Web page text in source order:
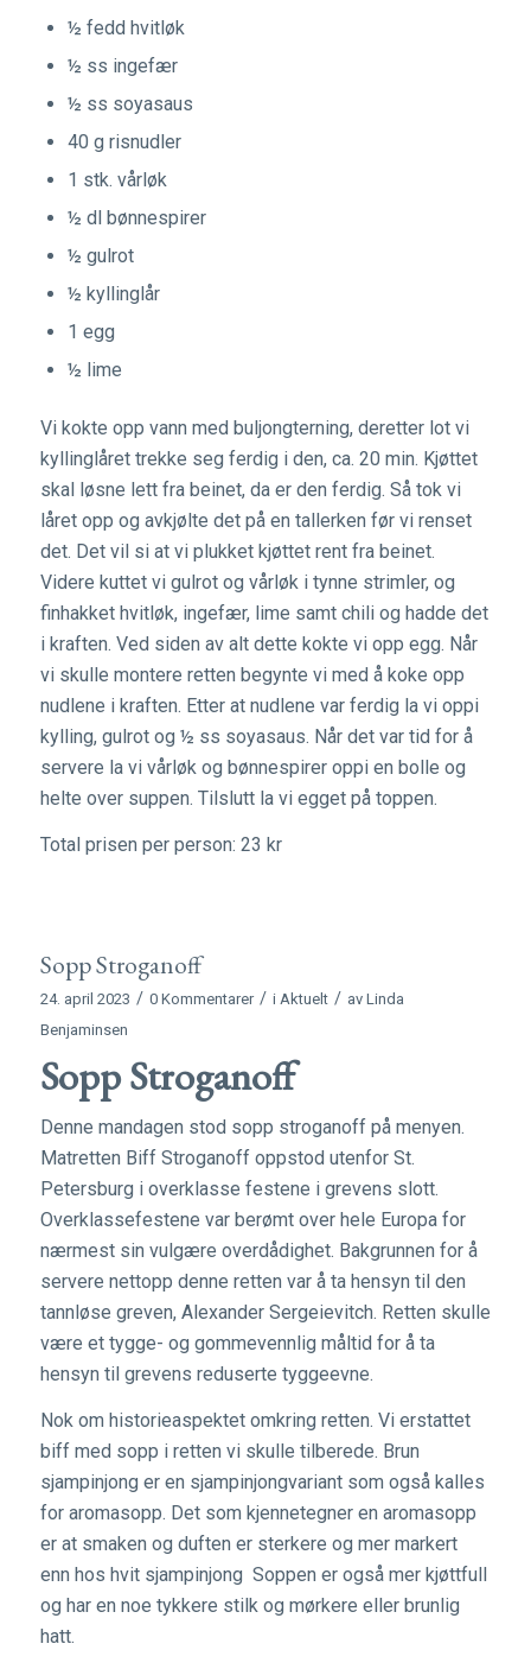
½ fedd hvitløk
½ ss ingefær
½ ss soyasaus
40 g risnudler
1 stk. vårløk
½ dl bønnespirer
½ gulrot
½ kyllinglår
1 egg
½ lime
Vi kokte opp vann med buljongterning, deretter lot vi
kyllinglåret trekke seg ferdig i den, ca. 20 min. Kjøttet
skal løsne lett fra beinet, da er den ferdig. Så tok vi
låret opp og avkjølte det på en tallerken før vi renset
det. Det vil si at vi plukket kjøttet rent fra beinet.
Videre kuttet vi gulrot og vårløk i tynne strimler, og
finhakket hvitløk, ingefær, lime samt chili og hadde det
i kraften. Ved siden av alt dette kokte vi opp egg. Når
vi skulle montere retten begynte vi med å koke opp
nudlene i kraften. Etter at nudlene var ferdig la vi oppi
kylling, gulrot og ½ ss soyasaus. Når det var tid for å
servere la vi vårløk og bønnespirer oppi en bolle og
helte over suppen. Tilslutt la vi egget på toppen.
Total prisen per person: 23 kr
Sopp Stroganoff
24. april 2023 / 0 Kommentarer / i Aktuelt / av Linda
Benjaminsen
Sopp Stroganoff
Denne mandagen stod sopp stroganoff på menyen.
Matretten Biff Stroganoff oppstod utenfor St.
Petersburg i overklasse festene i grevens slott.
Overklassefestene var berømt over hele Europa for
nærmest sin vulgære overdådighet. Bakgrunnen for å
servere nettopp denne retten var å ta hensyn til den
tannløse greven, Alexander Sergeievitch. Retten skulle
være et tygge- og gommevennlig måltid for å ta
hensyn til grevens reduserte tyggeevne.
Nok om historieaspektet omkring retten. Vi erstattet
biff med sopp i retten vi skulle tilberede. Brun
sjampinjong er en sjampinjongvariant som også kalles
for aromasopp. Det som kjennetegner en aromasopp
er at smaken og duften er sterkere og mer markert
enn hos hvit sjampinjong Soppen er også mer kjøttfull
og har en noe tykkere stilk og mørkere eller brunlig
hatt.